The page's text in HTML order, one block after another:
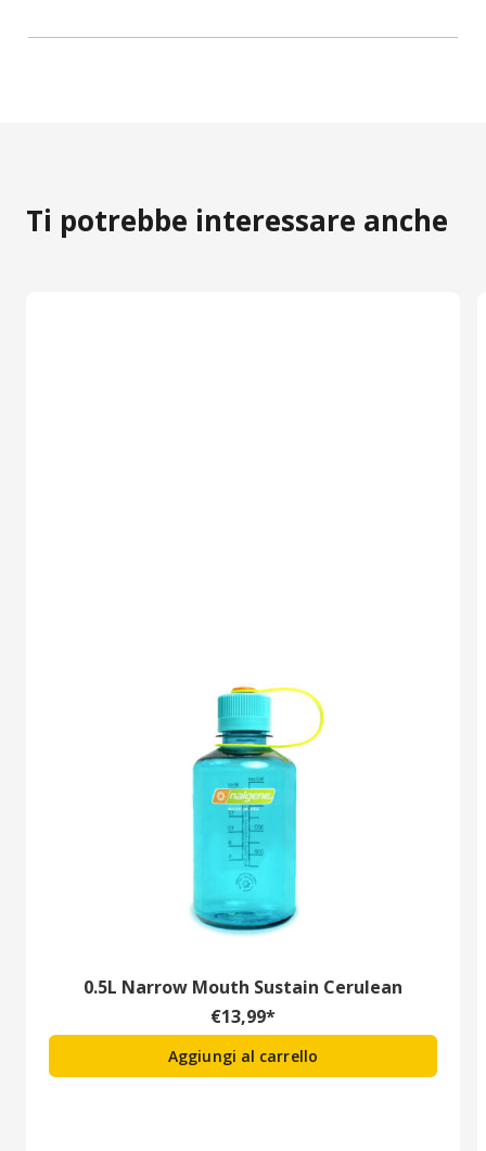
Ti potrebbe interessare anche
0.5L Narrow Mouth Sustain Cerulean
€13,99*
Aggiungi al carrello